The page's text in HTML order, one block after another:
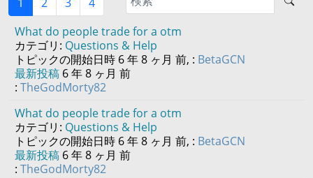
What do people trade for a otm
カテゴリ: Questions & Help
トピックの開始日時 6 年 8 ヶ月 前, : BetaGCN
最新投稿 6 年 8 ヶ月 前
: TheGodMorty82
What do people trade for a otm
カテゴリ: Questions & Help
トピックの開始日時 6 年 8 ヶ月 前, : BetaGCN
最新投稿 6 年 8 ヶ月 前
: TheGodMorty82